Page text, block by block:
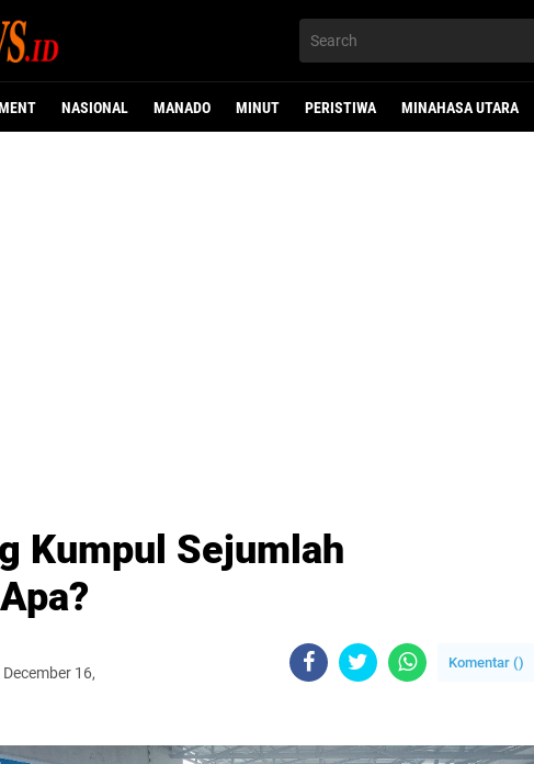
NASIONAL MANADO MINUT PERISTIWA MINAHASA UTARA
Kumpul Sejumlah
16,
Komentar ()